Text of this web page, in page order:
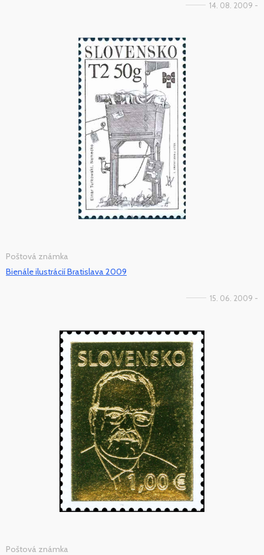
14. 08. 2009 -
Poštová známka
Bienále ilustrácií Bratislava 2009
15. 06. 2009 -
Poštová známka